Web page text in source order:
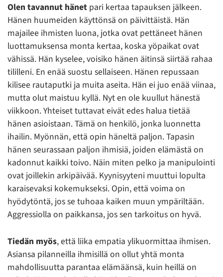
Olen tavannut hänet pari kertaa tapauksen jälkeen.
Hänen huumeiden käyttönsä on päivittäistä. Hän
majailee ihmisten luona, jotka ovat pettäneet hänen
luottamuksensa monta kertaa, koska yöpaikat ovat
vähissä. Hän kyselee, voisiko hänen äitinsä siirtää rahaa
tililleni. En enää suostu sellaiseen. Hänen repussaan
kilisee rautaputki ja muita aseita. Hän ei juo enää viinaa,
mutta olut maistuu kyllä. Nyt en ole kuullut hänestä
viikkoon. Yhteiset tuttavat eivät edes halua tietää
hänen asioistaan. Tämä on henkilö, jonka luonnetta
ihailin. Myönnän, että opin häneltä paljon. Tapasin
hänen seurassaan paljon ihmisiä, joiden elämästä on
kadonnut kaikki toivo. Näin miten pelko ja manipulointi
ovat joillekin arkipäivää. Kyynisyyteni muuttui lopulta
karaisevaksi kokemukseksi. Opin, että voima on
hyödytöntä, jos se tuhoaa kaiken muun ympäriltään.
Aggressiolla on paikkansa, jos sen tarkoitus on hyvä.
Tiedän myös, että liika empatia ylikuormittaa ihmisen.
Asiansa pilanneilla ihmisillä on ollut yhtä monta
mahdollisuutta parantaa elämäänsä, kuin heillä on